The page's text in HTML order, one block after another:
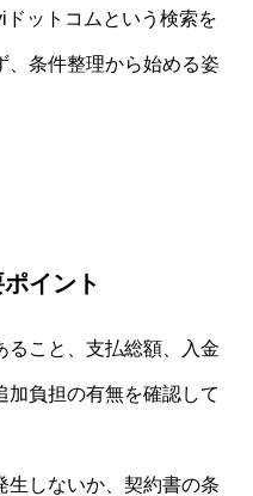
ットコムという検索を
、条件整理から始める姿
イント
ること、支払総額、入金
加負担の有無を確認して
生しないか、契約書の条